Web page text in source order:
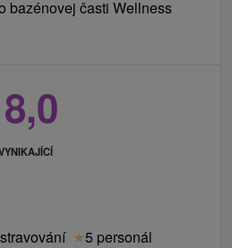
bazénovej časti Wellness
8,0
★5 personál